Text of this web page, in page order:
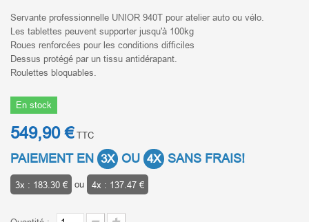
Servante professionnelle UNIOR 940T pour atelier auto ou vélo.
Les tablettes peuvent supporter jusqu'à 100kg
Roues renforcées pour les conditions difficiles
Dessus protégé par un tissu antidérapant.
Roulettes bloquables.
En stock
549,90 €TTC
PAIEMENT EN 3X OU 4X SANS FRAIS!
3x : 183.30 € ou 4x : 137.47 €